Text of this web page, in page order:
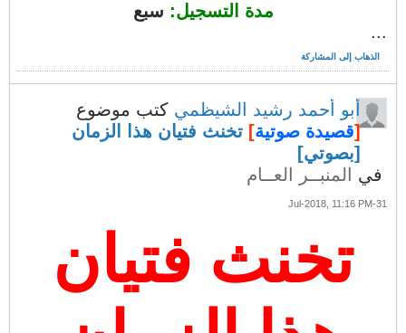
مدة التسجيل: سبع
...
الذهاب إلى المشاركة
أبو أحمد رشيد الشيظمي كتب موضوع
[قصيدة صوتية] تخنث فتيان هذا الزمان
[بصوتي]
في
المنبــر العــام
31-Jul-2018, 11:16 PM
تخنث فتيان